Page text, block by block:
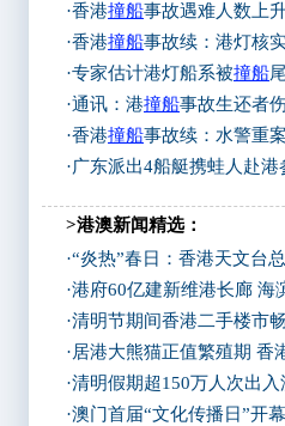
·香港撞船事故遇难人数上
·香港撞船事故续：港灯核
·专家估计港灯船系被撞船
·通讯：港撞船事故生还者
·香港撞船事故续：水警重
·广东派出4船艇携蛙人赴港
>港澳新闻精选：
·“炎热”春日：香港天文台
·港府60亿建新维港长廊 海
·清明节期间香港二手楼市
·居港大熊猫正值繁殖期 香
·清明假期超150万人次出
·澳门首届“文化传播日”开